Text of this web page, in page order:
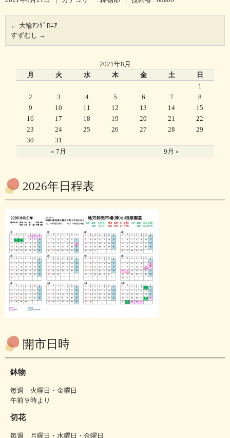
← 大輪ｱﾝｹﾞﾛﾆｱ
すずむし →
2021年8月
月
火 水 木 金 土 日
« 7月 9月 »
1
2
3 4 5 6 7
8
9
10 11 12 13 14
15
16
17 18 19 20 21
22
23
24 25 26 27 28
29
30
31
2026年日程表
開市日時
鉢物
毎週 火曜日・金曜日
午前９時より
切花
毎週 月曜日・水曜日・金曜日